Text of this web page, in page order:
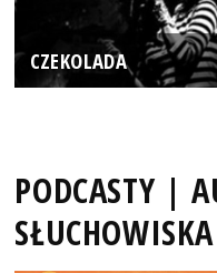
CZEKOLADA
PODCASTY |
SŁUCHOWISKA